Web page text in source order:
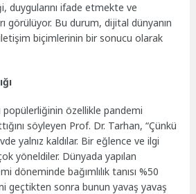
duygularını ifade etmekte ve
görülüyor. Bu durum, dijital dünyanın
biçimlerinin bir sonucu olarak
popülerliğinin özellikle pandemi
söyleyen Prof. Dr. Tarhan, “Çünkü
yalnız kaldılar. Bir eğlence ve ilgi
yöneldiler. Dünyada yapılan
döneminde bağımlılık tanısı %50
geçtikten sonra bunun yavaş yavaş